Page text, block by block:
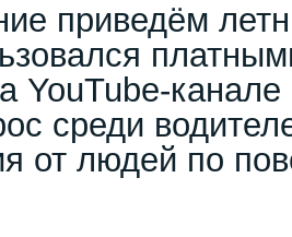
приведём
YouTube-
среди
от людей по